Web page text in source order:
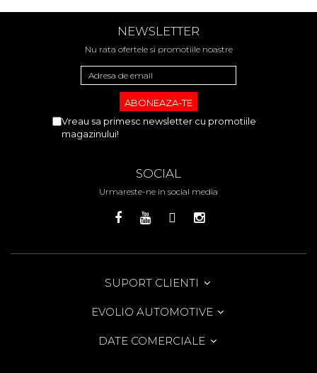
NEWSLETTER
Nu rata ofertele si promotiile noastre
Vreau sa primesc newsletter cu promotiile
magazinului!
SOCIAL
Urmareste-ne in social media
SUPORT CLIENTI
EVOLIO AUTOMOTIVE
DATE COMERCIALE